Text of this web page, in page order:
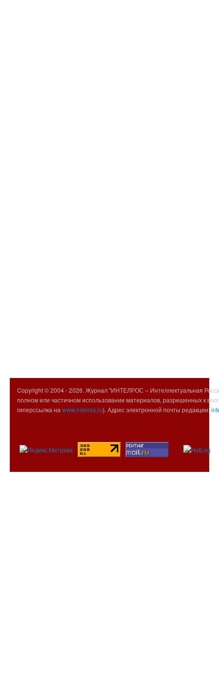
Copyright © 2004 -2026. Журнал "ИНТЕЛРОС – Интеллектуальная
полном или частичном использовании материалов, разрешенных к
гиперссылка на www.intelros.ru). Адрес электронной почты редакции: